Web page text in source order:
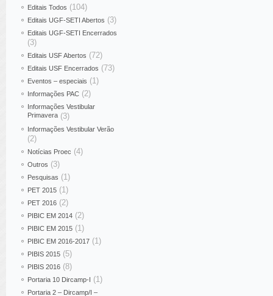
Editais Todos (104)
Editais UGF-SETI Abertos (3)
Editais UGF-SETI Encerrados
(3)
Editais USF Abertos (72)
Editais USF Encerrados (73)
Eventos – especiais (1)
Informações PAC (2)
Informações Vestibular
Primavera (3)
Informações Vestibular Verão
(2)
Notícias Proec (4)
Outros (3)
Pesquisas (1)
PET 2015 (1)
PET 2016 (2)
PIBIC EM 2014 (2)
PIBIC EM 2015 (1)
PIBIC EM 2016-2017 (1)
PIBIS 2015 (5)
PIBIS 2016 (8)
Portaria 10 Dircamp-I (1)
Portaria 2 – Dircamp/I –